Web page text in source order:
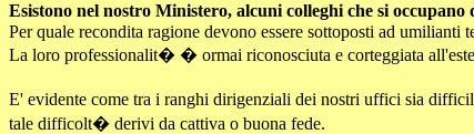
Esistono nel nostro Ministero, alcuni colleghi che si
Per quale recondita ragione devono essere sottoposti ad
La loro professionalit� � ormai riconosciuta e corteggiata
E' evidente come tra i ranghi dirigenziali dei nostri uffici sia
tale difficolt� derivi da cattiva o buona fede.